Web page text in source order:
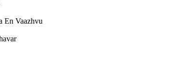
En Vaazhvu